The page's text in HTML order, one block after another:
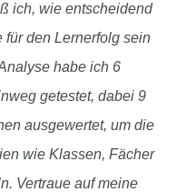
ich, wie entscheidend
den Lernerfolg sein
habe ich 6
getestet, dabei 9
ausgewertet, um die
wie Klassen, Fächer
Vertraue auf meine